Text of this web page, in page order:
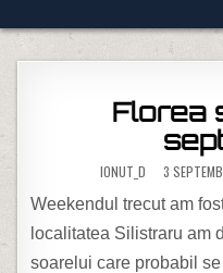
Florea
IONUT_D 3
Weekendul trecut am
localitatea Silistraru am
soarelui care probabil